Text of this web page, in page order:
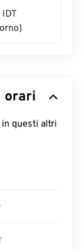
orari
questi altri